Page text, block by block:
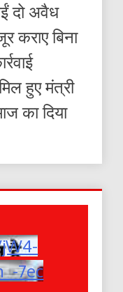
दो अवैध
कराए बिना
हुए मंत्री
का दिया
7ec